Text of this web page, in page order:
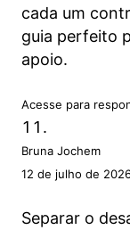
cada um
guia perfeito
apoio.
Acesse para
Bruna Jochem
12 de julho de
Separar o